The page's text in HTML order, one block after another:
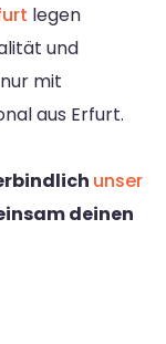
legen
und
mit
aus Erfurt.
unser
deinen